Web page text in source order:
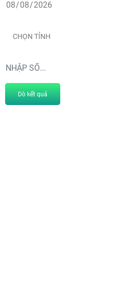
Dò kết quả